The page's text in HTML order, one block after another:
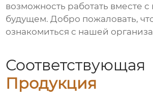
возможность работать вместе с
будущем. Добро пожаловать,
ознакомиться с нашей
Соответствующая
Продукция